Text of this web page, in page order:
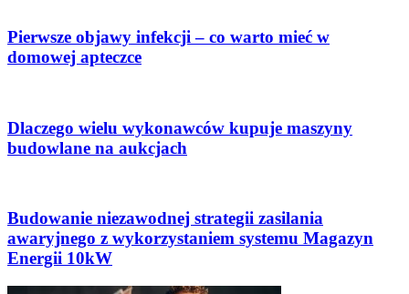
Pierwsze objawy infekcji – co warto mieć w
domowej apteczce
Dlaczego wielu wykonawców kupuje maszyny
budowlane na aukcjach
Budowanie niezawodnej strategii zasilania
awaryjnego z wykorzystaniem systemu Magazyn
Energii 10kW